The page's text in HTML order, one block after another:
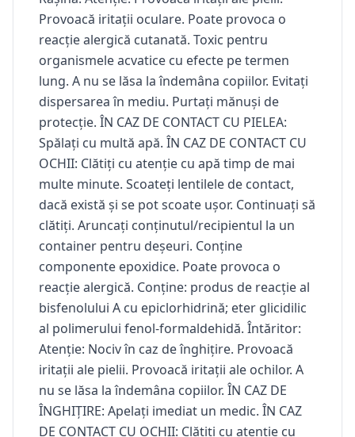
Provoacă iritații oculare. Poate provoca o
reacție alergică cutanată. Toxic pentru
organismele acvatice cu efecte pe termen
lung. A nu se lăsa la îndemâna copiilor. Evitați
dispersarea în mediu. Purtați mănuși de
protecție. ÎN CAZ DE CONTACT CU PIELEA:
Spălați cu multă apă. ÎN CAZ DE CONTACT CU
OCHII: Clătiți cu atenție cu apă timp de mai
multe minute. Scoateți lentilele de contact,
dacă există și se pot scoate ușor. Continuați să
clătiți. Aruncați conținutul/recipientul la un
container pentru deșeuri. Conține
componente epoxidice. Poate provoca o
reacție alergică. Conține: produs de reacție al
bisfenolului A cu epiclorhidrină; eter glicidilic
al polimerului fenol-formaldehidă. Întăritor:
Atenție: Nociv în caz de înghițire. Provoacă
iritații ale pielii. Provoacă iritații ale ochilor. A
nu se lăsa la îndemâna copiilor. ÎN CAZ DE
ÎNGHIȚIRE: Apelați imediat un medic. ÎN CAZ
DE CONTACT CU OCHII: Clătiți cu atenție cu